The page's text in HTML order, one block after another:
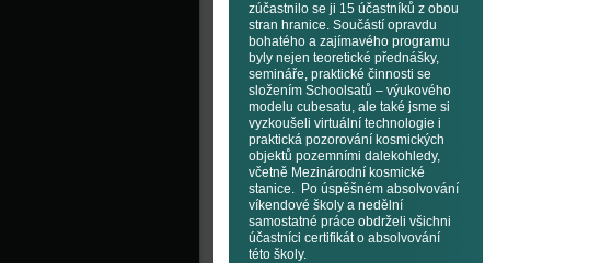
zúčastnilo se ji 15 účastníků z obou
stran hranice. Součástí opravdu
bohatého a zajímavého programu
byly nejen teoretické přednášky,
semináře, praktické činnosti se
složením Schoolsatů – výukového
modelu cubesatu, ale také jsme si
vyzkoušeli virtuální technologie i
praktická pozorování kosmických
objektů pozemními dalekohledy,
včetně Mezinárodní kosmické
stanice. Po úspěšném absolvování
víkendové školy a nedělní
samostatné práce obdrželi všichni
účastníci certifikát o absolvování
této školy.